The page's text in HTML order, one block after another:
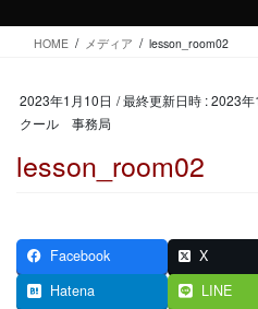
プ
動
HOME メディア lesson_room02
2023年1月10日 / 最終更新日時 :2023年
クール 事務局
lesson_room02
Facebook X
Hatena
LINE